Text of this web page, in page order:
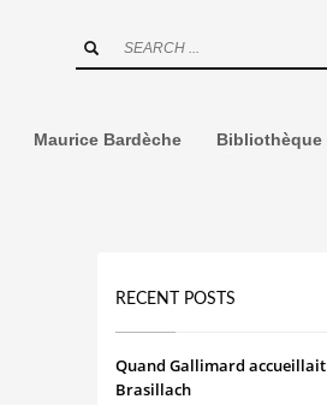
Maurice Bardèche Bibliothèque
RECENT POSTS
Quand Gallimard accueillait
Brasillach